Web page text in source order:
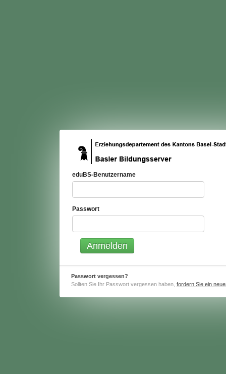
eduBS-Benutzername
Passwort
Passwort vergessen?
Sollten Sie Ihr Passwort vergessen haben, fordern Sie ein